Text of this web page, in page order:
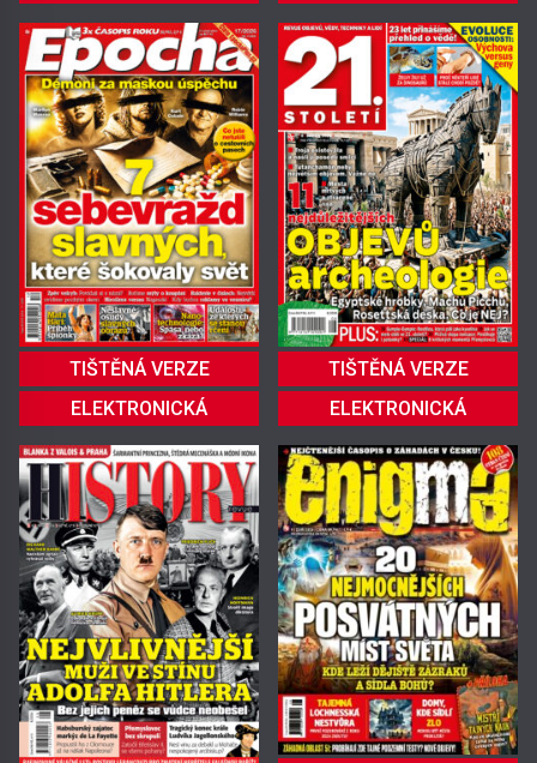
TIŠTĚNÁ VERZE
ELEKTRONICKÁ
TIŠTĚNÁ VERZE
ELEKTRONICKÁ